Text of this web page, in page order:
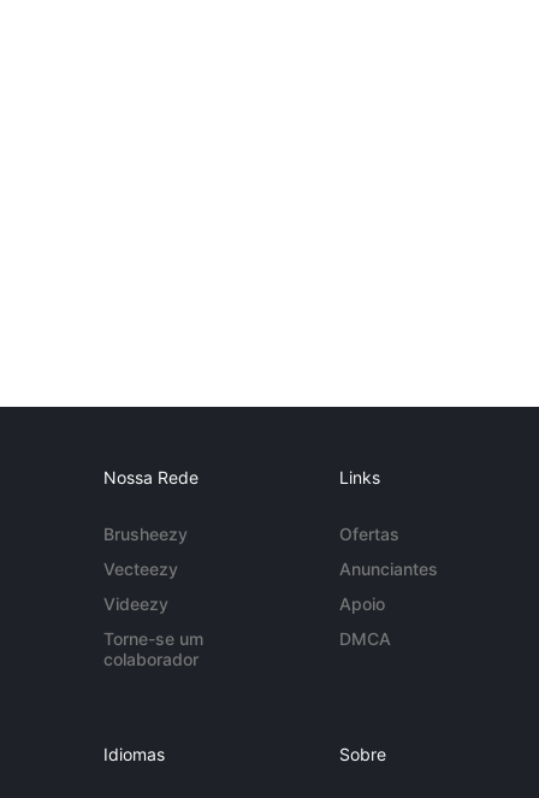
Nossa Rede
Brusheezy
Vecteezy
Videezy
Torne-se um
colaborador
Links
Ofertas
Anunciantes
Apoio
DMCA
Idiomas Sobre